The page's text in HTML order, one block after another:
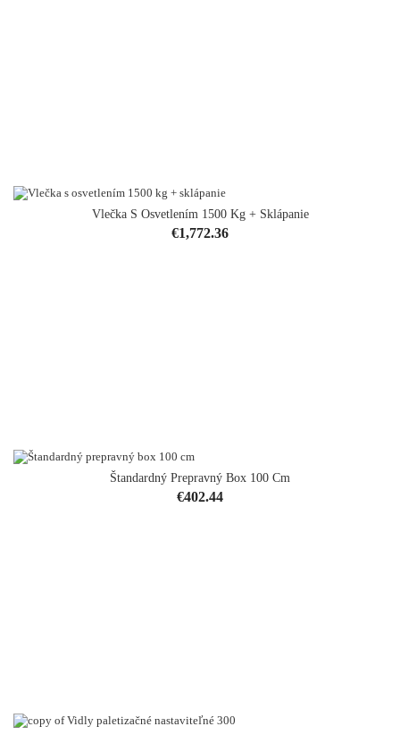
Vlečka S Osvetlením 1500 Kg + Sklápanie
Price
€1,772.36
Štandardný Prepravný Box 100 Cm
Price
€402.44